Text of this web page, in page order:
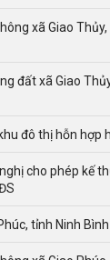
xã Giao
đất xã Giao
đô thị hỗn hợp
cho phép kế
tỉnh Ninh Bình